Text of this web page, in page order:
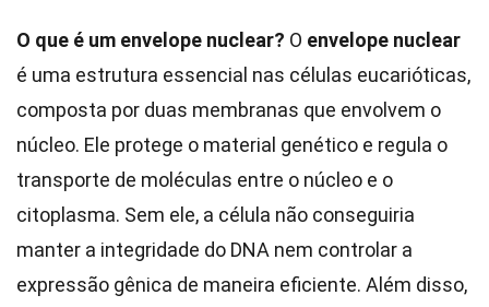
O que é um envelope nuclear? O envelope nuclear
é uma estrutura essencial nas células eucarióticas,
composta por duas membranas que envolvem o
núcleo. Ele protege o material genético e regula o
transporte de moléculas entre o núcleo e o
citoplasma. Sem ele, a célula não conseguiria
manter a integridade do DNA nem controlar a
expressão gênica de maneira eficiente. Além disso,